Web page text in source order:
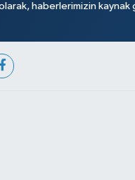
haberlerimizin kaynak